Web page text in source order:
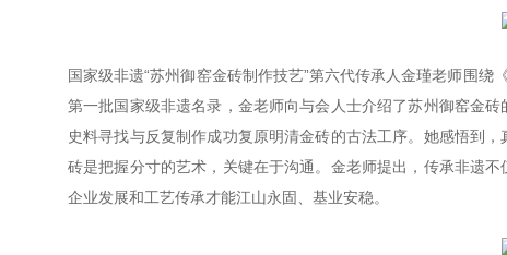
国家级非遗“苏州御窑金砖制作技艺”第六代传承人金瑾老师围
第一批国家级非遗名录，金老师向与会人士介绍了苏州御窑金
史料寻找与反复制作成功复原明清金砖的古法工序。她感悟到
砖是把握分寸的艺术，关键在于沟通。金老师提出，传承非遗
企业发展和工艺传承才能江山永固、基业安稳。